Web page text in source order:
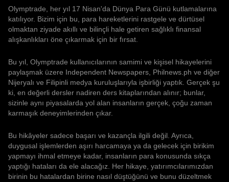
Olymptrade, her yıl 17 Nisan'da Dünya Para Günü kutlamalarına
katılıyor. Bizim için bu, para hareketlerini rastgele ve dürtüsel
olmaktan ziyade akıllı ve bilinçli hale getiren sağlıklı finansal
alışkanlıkları öne çıkarmak için bir fırsat.
Bu yıl, Olymptrade kullanıcılarının samimi ve kişisel hikayelerini
paylaşmak üzere Independent Newspapers, Philnews.ph ve diğer
Nijeryalı ve Filipinli medya kuruluşlarıyla işbirliği yaptık. Gerçek şu
ki, en değerli dersler nadiren ders kitaplarından alınır; bunlar,
sizinle aynı piyasalarda yol alan insanların gerçek, çoğu zaman
karmaşık deneyimlerinden çıkar.
Bu hikâyeler sadece başarı ve kazançla ilgili değil. Ayrıca,
duygusal işlemlerden aşırı harcamaya ya da gelecek için birikim
yapmayı ihmal etmeye kadar, insanların para konusunda sıkça
yaptığı hataları da ele alacağız. Her hikaye, yatırımcılarımızdan
birinin bu hatalardan birine nasıl düştüğünü ve bunu düzeltmek